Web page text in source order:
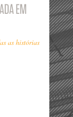
as histórias